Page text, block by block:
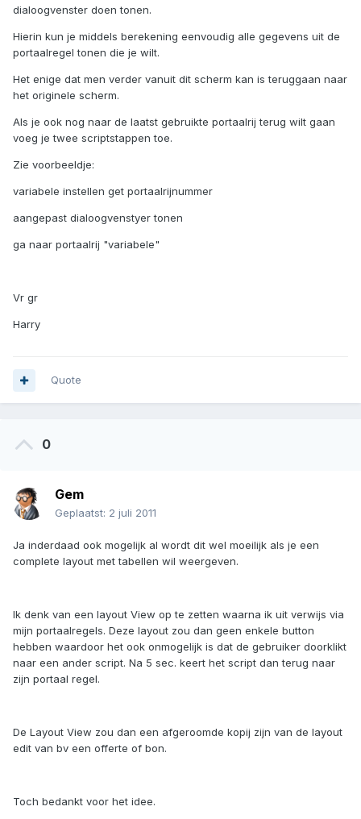
dialoogvenster doen tonen.
Hierin kun je middels berekening eenvoudig alle gegevens uit de
portaalregel tonen die je wilt.
Het enige dat men verder vanuit dit scherm kan is teruggaan naar
het originele scherm.
Als je ook nog naar de laatst gebruikte portaalrij terug wilt gaan
voeg je twee scriptstappen toe.
Zie voorbeeldje:
variabele instellen get portaalrijnummer
aangepast dialoogvenstyer tonen
ga naar portaalrij "variabele"
Vr gr
Harry
Quote
0
Gem
Geplaatst: 2 juli 2011
Ja inderdaad ook mogelijk al wordt dit wel moeilijk als je een
complete layout met tabellen wil weergeven.
Ik denk van een layout View op te zetten waarna ik uit verwijs via
mijn portaalregels. Deze layout zou dan geen enkele button
hebben waardoor het ook onmogelijk is dat de gebruiker doorklikt
naar een ander script. Na 5 sec. keert het script dan terug naar
zijn portaal regel.
De Layout View zou dan een afgeroomde kopij zijn van de layout
edit van bv een offerte of bon.
Toch bedankt voor het idee.